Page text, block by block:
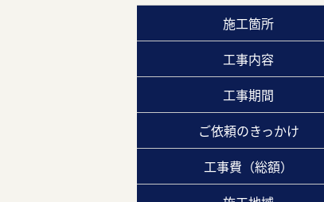
施工箇所
工事内容
工事期間
ご依頼のきっかけ
工事費（総額）